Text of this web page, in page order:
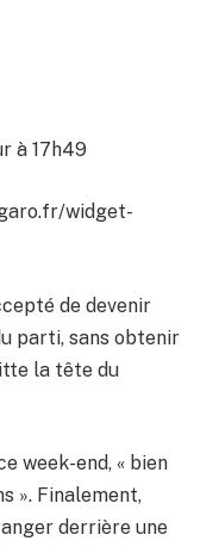
à 17h49
widget-
de devenir
parti, sans obtenir
la tête du
week-end, « bien
». Finalement,
derrière une